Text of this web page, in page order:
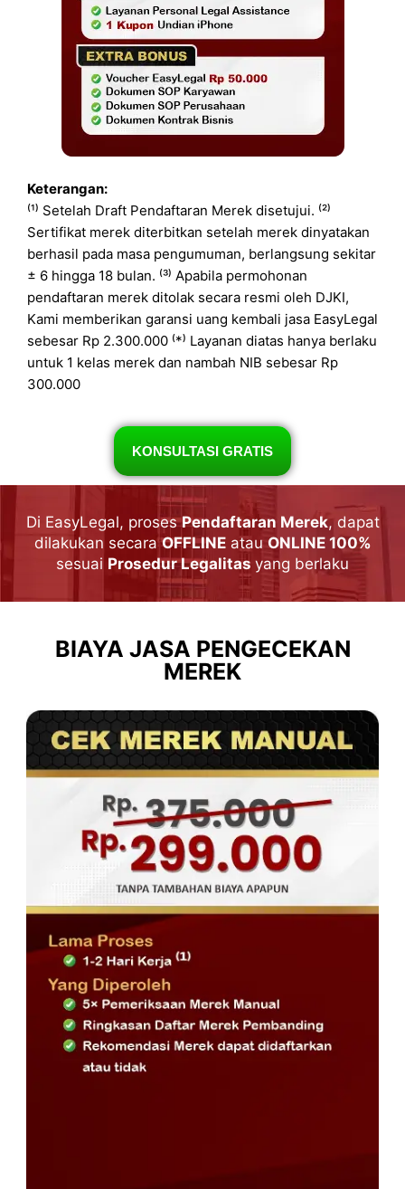
Keterangan:
⁽¹⁾ Setelah Draft Pendaftaran Merek disetujui. ⁽²⁾
Sertifikat merek diterbitkan setelah merek dinyatakan
berhasil pada masa pengumuman, berlangsung sekitar
± 6 hingga 18 bulan. ⁽³⁾ Apabila permohonan
pendaftaran merek ditolak secara resmi oleh DJKI,
Kami memberikan garansi uang kembali jasa EasyLegal
sebesar Rp 2.300.000 ⁽*⁾ Layanan diatas hanya berlaku
untuk 1 kelas merek dan nambah NIB sebesar Rp
300.000
KONSULTASI GRATIS
Di EasyLegal, prosesPendaftaran Merek, dapat
dilakukan secaraOFFLINEatau ONLINE 100%
sesuai Prosedur Legalitas yang berlaku
BIAYA JASA PENGECEKAN
MEREK